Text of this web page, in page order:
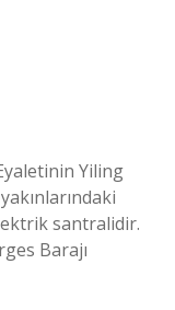
Yiling
santralidir.
Barajı